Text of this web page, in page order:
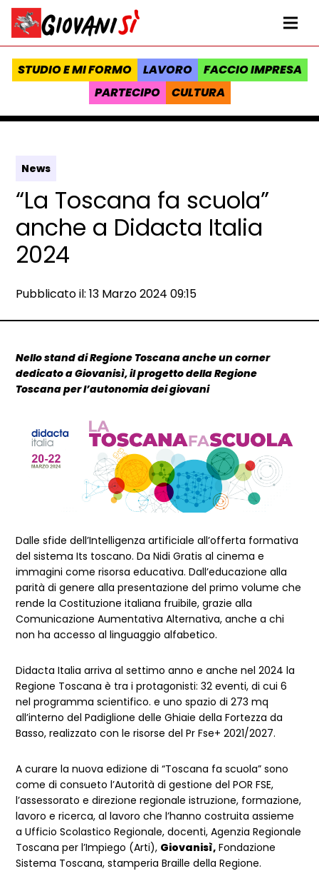
Vai al contenuto
Homepage Giovanisì - Progetto della Regione Toscana
STUDIO E MI FORMO LAVORO
FACCIO IMPRESA
PARTECIPO
CULTURA
News
“La Toscana fa scuola”
anche a Didacta Italia
2024
Data e ora:
Pubblicato il: 13 Marzo 2024 09:15
Dettagli articolo
Nello stand di Regione Toscana anche un corner
dedicato a Giovanisì, il progetto della Regione
Toscana per l’autonomia dei giovani
Dalle sfide dell’Intelligenza artificiale all’offerta formativa
del sistema Its toscano. Da Nidi Gratis al cinema e
immagini come risorsa educativa. Dall’educazione alla
parità di genere alla presentazione del primo volume che
rende la Costituzione italiana fruibile, grazie alla
Comunicazione Aumentativa Alternativa, anche a chi
non ha accesso al linguaggio alfabetico.
Didacta Italia arriva al settimo anno e anche nel 2024 la
Regione Toscana è tra i protagonisti: 32 eventi, di cui 6
nel programma scientifico. e uno spazio di 273 mq
all’interno del Padiglione delle Ghiaie della Fortezza da
Basso, realizzato con le risorse del Pr Fse+ 2021/2027.
A curare la nuova edizione di “Toscana fa scuola” sono
come di consueto l’Autorità di gestione del POR FSE,
l’assessorato e direzione regionale istruzione, formazione,
lavoro e ricerca, al lavoro che l’hanno costruita assieme
a Ufficio Scolastico Regionale, docenti, Agenzia Regionale
Toscana per l’Impiego (Arti), Giovanisì, Fondazione
Sistema Toscana, stamperia Braille della Regione.